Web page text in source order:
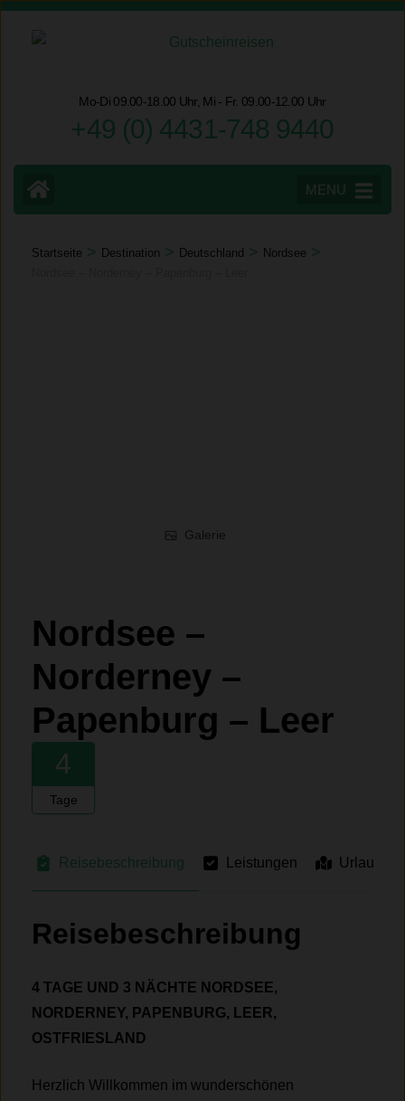
Zum
Mo-Di 09.00-18.00 Uhr, Mi - Fr. 09.00-12.00 Uhr
+49 (0) 4431-748 9440
MENU
Startseite > Destination > Deutschland > Nordsee >
Galerie
Nordsee –
Norderney –
Papenburg – Leer
4
Tage
Reisebeschreibung Leistungen
Reisebeschreibung
4 TAGE UND 3 NÄCHTE NORDSEE,
NORDERNEY, PAPENBURG, LEER,
OSTFRIESLAND
Herzlich Willkommen im wunderschönen